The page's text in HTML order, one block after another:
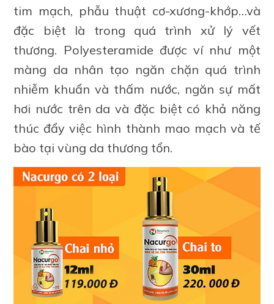
tim mạch, phẫu thuật cơ-xương-khớp…và
đặc biệt là trong quá trình xử lý vết
thương. Polyesteramide được ví như một
màng da nhân tạo ngăn chặn quá trình
nhiễm khuẩn và thấm nước, ngăn sự mất
hơi nước trên da và đặc biệt có khả năng
thúc đẩy việc hình thành mao mạch và tế
bào tại vùng da thương tổn.